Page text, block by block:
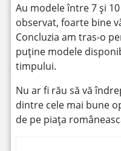
Au modele între 7 și
observat, foarte bine
Concluzia am tras-o
puține modele
timpului.
Nu ar fi rău să vă
dintre cele mai bune
de pe piața